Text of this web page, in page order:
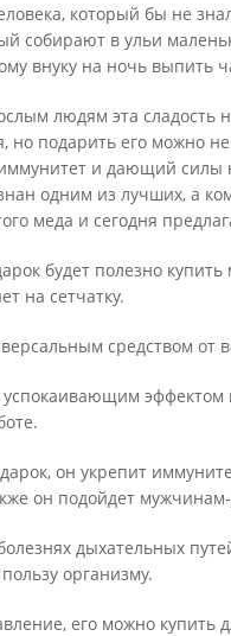
который бы не
собирают в ульи
внуку на ночь выпить
людям эта
но подарить его можно
и дающий силы
одним из лучших, а
меда и сегодня
будет полезно
на сетчатку.
средством от
успокаивающим
он укрепит
он подойдет
дыхательных
организму.
его можно купить